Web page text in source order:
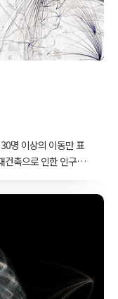
명 이상의 이동만 표
건축으로 인한 인구
이동(전입과 전출의
변의 몇몇 지역이 인
두 지역은 위례신도
위례동, 경기도 하남
다. 미사강변도시는
있다.신축 아파트의